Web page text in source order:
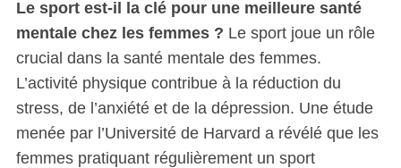
Le sport est-il la clé pour une meilleure santé
mentale chez les femmes ? Le sport joue un rôle
crucial dans la santé mentale des femmes.
L’activité physique contribue à la réduction du
stress, de l’anxiété et de la dépression. Une étude
menée par l’Université de Harvard a révélé que les
femmes pratiquant régulièrement un sport